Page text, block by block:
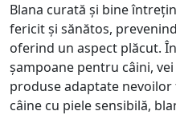
Blana curată și bine
fericit și sănătos,
oferind un aspect plăcut.
șampoane pentru câini,
produse adaptate nevoilor
câine cu piele sensibilă,